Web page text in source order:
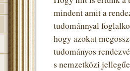
mindent amit a
tudománnyal
hogy azokat
tudományos
s nemzetközi